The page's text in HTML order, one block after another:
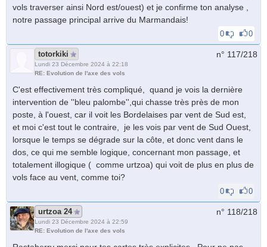
vols traverser ainsi Nord est/ouest) et je confirme ton analyse ,
notre passage principal arrive du Marmandais!
0 0
totorkiki
Lundi 23 Décembre 2024 à 22:18
RE: Evolution de l'axe des vols
n° 117/218
C'est effectivement très compliqué, quand je vois la dernière
intervention de ''bleu palombe'',qui chasse très près de mon
poste, à l'ouest, car il voit les Bordelaises par vent de Sud est,
et moi c'est tout le contraire, je les vois par vent de Sud Ouest,
lorsque le temps se dégrade sur la côte, et donc vent dans le
dos, ce qui me semble logique, concernant mon passage, et
totalement illogique ( comme urtzoa) qui voit de plus en plus de
vols face au vent, comme toi?
0 0
urtzoa 24
Lundi 23 Décembre 2024 à 22:59
RE: Evolution de l'axe des vols
n° 118/218